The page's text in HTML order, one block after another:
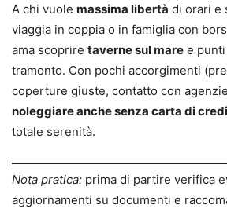
A chi vuole massima libertà di orari e
viaggia in coppia o in famiglia con
ama scoprire taverne sul mare e
tramonto. Con pochi accorgimenti
coperture giuste, contatto con
noleggiare anche senza carta di
totale serenità.
Nota pratica: prima di partire verifica
aggiornamenti su documenti e